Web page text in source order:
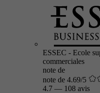
ESSEC - Ecole
commerciales
note de
note de 4.69/5
4.7 — 108 avis